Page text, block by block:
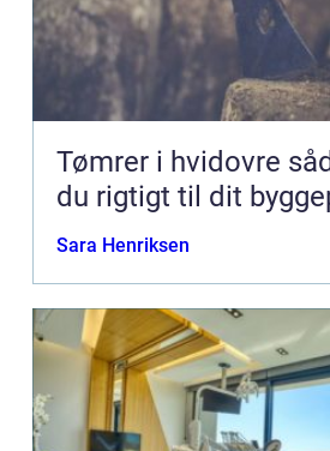
Tømrer i hvidovre sådan vælger
du rigtigt til dit
Sara Henriksen